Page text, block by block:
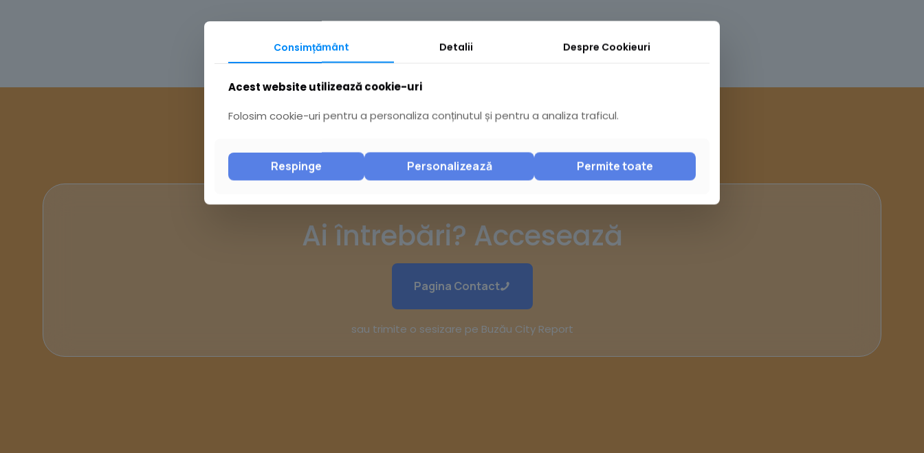
Ai întrebări? Accesează
Pagina Contact
sau trimite o sesizare pe Buzău City Report
Consimțământ Detalii Despre Cookieuri
Acest website utilizează cookie-uri
Folosim cookie-uri pentru a personaliza conținutul și pentru a analiza traficul.
Respinge Personalizează Permite toate